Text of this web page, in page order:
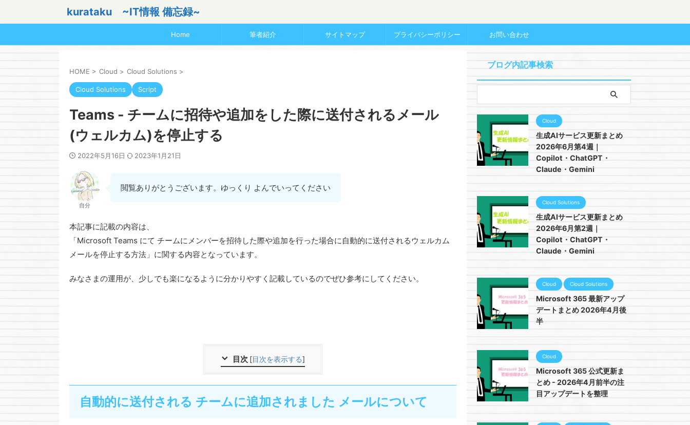
kurataku ~IT情報 備忘録~
Home 筆者紹介 サイトマップ プライバシーポリシー お問い合わせ
HOME > Cloud > Cloud Solutions >
Cloud Solutions Script
Teams - チームに招待や追加をした際に送付されるメール
(ウェルカム)を停止する
2022年5月16日 2023年1月21日
自分
閲覧ありがとうございます。ゆっくり よんでいってください
本記事に記載の内容は、
「Microsoft Teams にて チームにメンバーを招待した際や追加を行った場合に自動的に送付されるウェルカム
メールを停止する方法」に関する内容となっています。
みなさまの運用が、少しでも楽になるように分かりやすく記載しているのでぜひ参考にしてください。
目次 [目次を表示する]
自動的に送付される チームに追加されました メールについて
ブログ内記事検索
Cloud
生成AIサービス更新まとめ
2026年6月第4週｜
Copilot・ChatGPT・
Claude・Gemini
Cloud Solutions
生成AIサービス更新まとめ
2026年6月第2週｜
Copilot・ChatGPT・
Claude・Gemini
Cloud Cloud Solutions
Microsoft 365 最新アップ
デートまとめ 2026年4月後
半
Cloud
Microsoft 365 公式更新ま
とめ - 2026年4月前半の注
目アップデートを整理